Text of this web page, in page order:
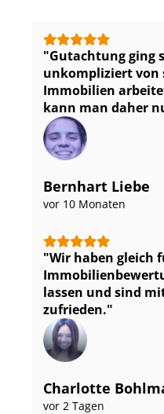
Gutachtung ging
unkompliziert von
Immobilien
kann man daher
Bernhart Liebe
vor 10 Monaten
Wir haben gleich
lassen und sind
zufrieden.
Charlotte
vor 2 Tagen